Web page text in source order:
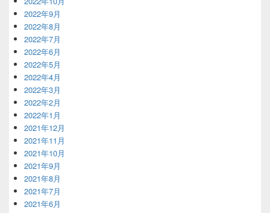
2022年9月
2022年8月
2022年7月
2022年6月
2022年5月
2022年4月
2022年3月
2022年2月
2022年1月
2021年12月
2021年11月
2021年10月
2021年9月
2021年8月
2021年7月
2021年6月